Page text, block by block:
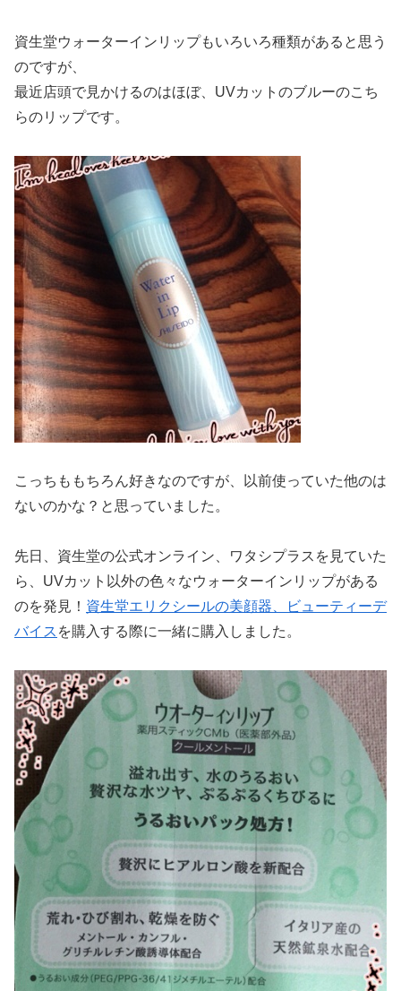
資生堂ウォーターインリップもいろいろ種類があると思う
のですが、
最近店頭で見かけるのはほぼ、UVカットのブルーのこち
らのリップです。
こっちももちろん好きなのですが、以前使っていた他のは
ないのかな？と思っていました。
先日、資生堂の公式オンライン、ワタシプラスを見ていた
ら、UVカット以外の色々なウォーターインリップがある
のを発見！ 資生堂エリクシールの美顔器、ビューティーデ
バイス を購入する際に一緒に購入しました。